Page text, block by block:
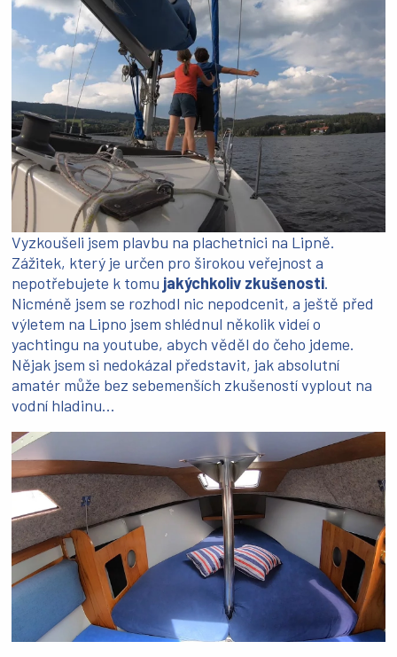
Vyzkoušeli jsem plavbu na plachetnici na Lipně.
Zážitek, který je určen pro širokou veřejnost a
nepotřebujete k tomu jakýchkoliv zkušenosti.
Nicméně jsem se rozhodl nic nepodcenit, a ještě před
výletem na Lipno jsem shlédnul několik videí o
yachtingu na youtube, abych věděl do čeho jdeme.
Nějak jsem si nedokázal představit, jak absolutní
amatér může bez sebemenších zkušeností vyplout na
vodní hladinu...